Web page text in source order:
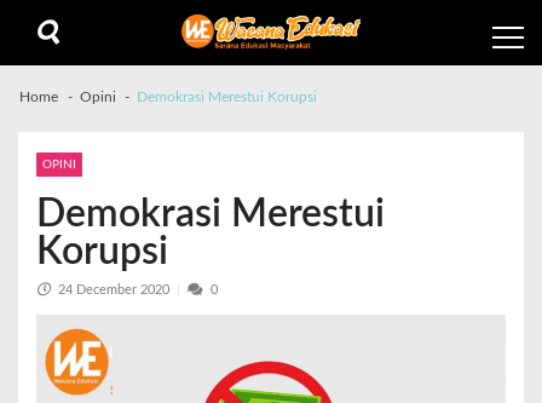
Home Opini Demokrasi Merestui Korupsi
OPINI
Demokrasi Merestui
Korupsi
24 December 2020 0